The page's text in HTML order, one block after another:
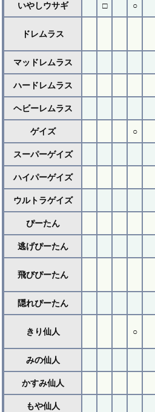
いやしウサギ □ ○
ドレムラス
マッドレムラス
ハードレムラス
ヘビーレムラス
ゲイズ ○
スーパーゲイズ
ハイパーゲイズ
ウルトラゲイズ
ぴーたん
逃げぴーたん
飛びぴーたん
隠れぴーたん
きり仙人 ○
みの仙人
かすみ仙人
もや仙人